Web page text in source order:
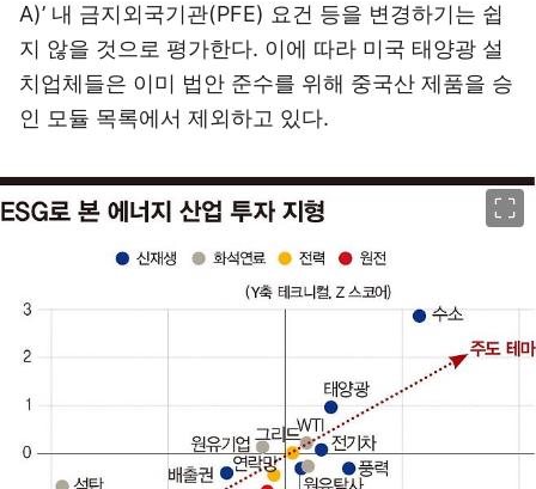
A)’ 내 금지외국기관(PFE) 요건 등을 변경하기는 쉽
지 않을 것으로 평가한다. 이에 따라 미국 태양광 설
치업체들은 이미 법안 준수를 위해 중국산 제품을 승
인 모듈 목록에서 제외하고 있다.